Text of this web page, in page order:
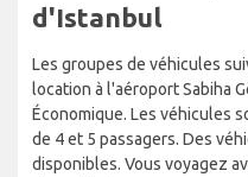
d'Istanbul
Les groupes de véhicules
location à l'aéroport Sabiha
Économique. Les véhicules
de 4 et 5 passagers. Des
disponibles. Vous voyagez